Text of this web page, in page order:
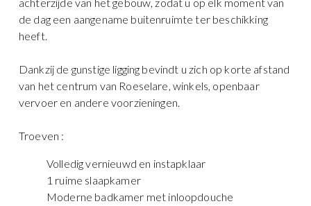
achterzijde van het gebouw, zodat u op elk moment van
de dag een aangename buitenruimte ter beschikking
heeft.
Dankzij de gunstige ligging bevindt u zich op korte afstand
van het centrum van Roeselare, winkels, openbaar
vervoer en andere voorzieningen.
Troeven :
Volledig vernieuwd en instapklaar
1 ruime slaapkamer
Moderne badkamer met inloopdouche